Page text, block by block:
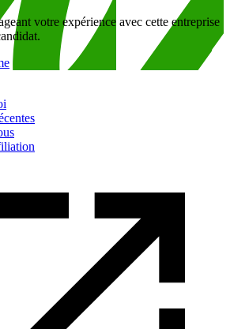
votre expérience avec cette entreprise